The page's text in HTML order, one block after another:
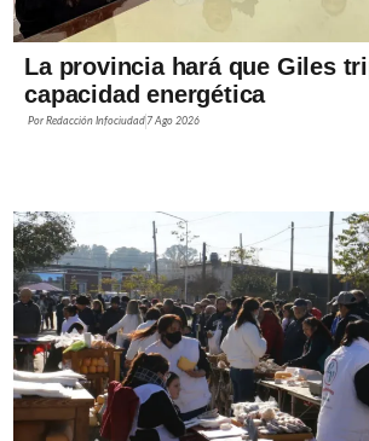
La provincia hará que Giles
capacidad energética
PorRedacción Infociudad 7 Ago 2026